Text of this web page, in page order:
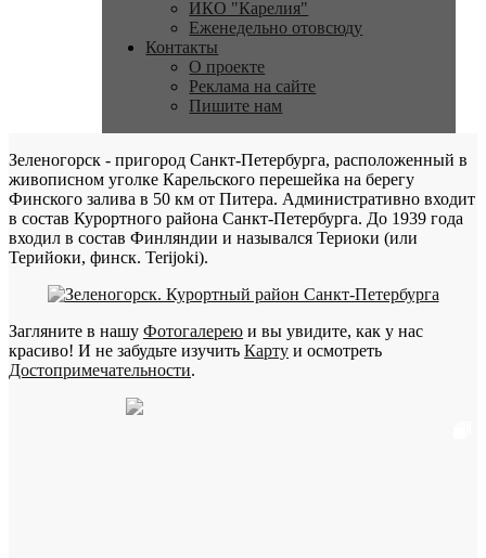
ИКО "Карелия"
Еженедельно отовсюду
Контакты
О проекте
Реклама на сайте
Пишите нам
Зеленогорск - пригород Санкт-Петербурга, расположенный в
живописном уголке Карельского перешейка на берегу
Финского залива в 50 км от Питера. Административно входит
в состав Курортного района Санкт-Петербурга. До 1939 года
входил в состав Финляндии и назывался Териоки (или
Терийоки, финск. Terijoki).
Загляните в нашу Фотогалерею и вы увидите, как у нас
красиво! И не забудьте изучить Карту и осмотреть
Достопримечательности.